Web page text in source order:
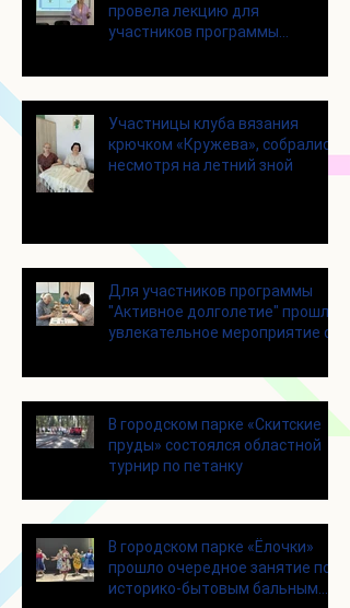
провела лекцию для
участников программы
Участницы клуба вязания
крючком «Кружева», собрались
несмотря на летний зной
Для участников программы
"Активное долголетие" прошло
увлекательное мероприятие с
играми
В городском парке «Скитские
пруды» состоялся областной
турнир по петанку
В городском парке «Ёлочки»
прошло очередное занятие по
историко-бытовым бальным